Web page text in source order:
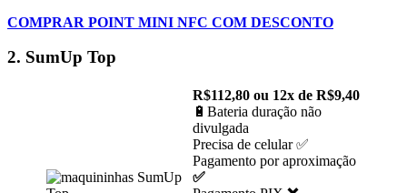
COMPRAR POINT MINI NFC COM DESCONTO
2. SumUp Top
R$112,80 ou 12x de R$9,40
🔋Bateria duração não
divulgada
Precisa de celular ✅
Pagamento por aproximação
✅